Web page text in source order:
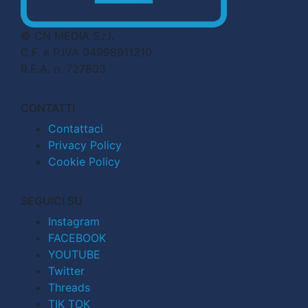
© CN MEDIA S.r.l.
C.F. e P.IVA 04998911210
R.E.A. n. 727803
CONTATTI
Contattaci
Privacy Policy
Cookie Policy
SEGUICI SU
Instagram
FACEBOOK
YOUTUBE
Twitter
Threads
TIK TOK